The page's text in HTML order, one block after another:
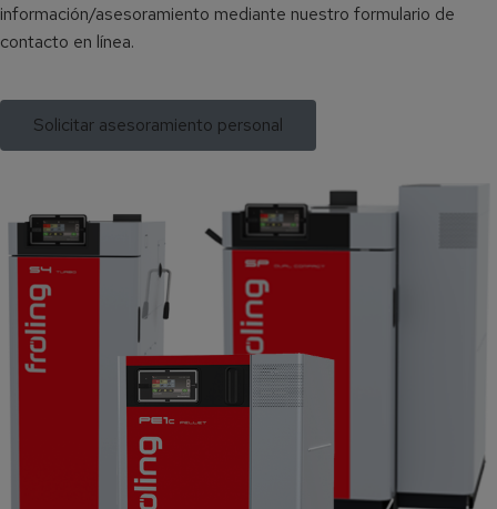
información/asesoramiento mediante nuestro formulario de
contacto en línea.
Solicitar asesoramiento personal